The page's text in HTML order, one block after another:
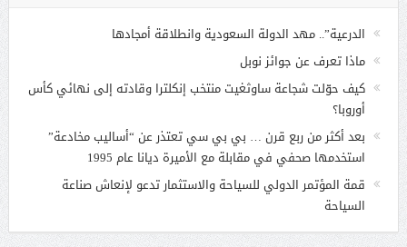
الدرعية”.. مهد الدولة السعودية وانطلاقة أمجادها
ماذا تعرف عن جوائز نوبل
كيف حوّلت شجاعة ساوثغيت منتخب إنكلترا وقادته إلى نهائي كأس
أوروبا؟
بعد أكثر من ربع قرن … بي بي سي تعتذر عن “أساليب مخادعة”
استخدمها صحفي في مقابلة مع الأميرة ديانا عام 1995
قمة المؤتمر الدولي للسياحة والاستثمار تدعو لإنعاش صناعة
السياحة